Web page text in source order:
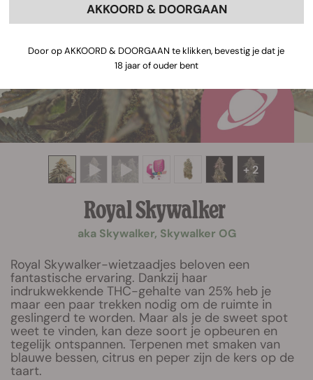
+ 2
Royal Skywalker
aka Skywalker, Skywalker OG
Royal Skywalker-wietzaadjes beloven een
fantastische ervaring. Dankzij haar
indrukwekkende THC-gehalte van 25% heb je
maar een paar trekken nodig om de ruimte in
geslingerd te worden. Maar als je de sweet spot
weet te vinden, kan deze soort je opbeuren en
tegelijk ontspannen. Terpenen met smaken van
blauwe bessen, citrus en peper zijn de kers op de
taart.
AKKOORD & DOORGAAN
Door op AKKOORD & DOORGAAN te klikken, bevestig je dat je
18 jaar of ouder bent